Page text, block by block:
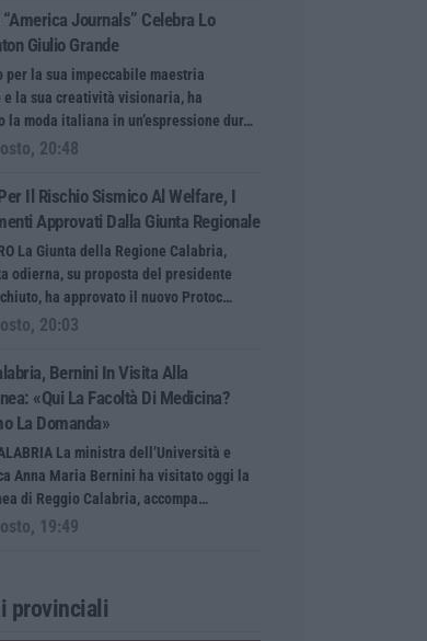
Journals” Celebra Lo
Giulio Grande
per la sua impeccabile maestria
la sua creatività visionaria, ha
la moda italiana in un’espressione dur…
20:48
Il Rischio Sismico Al Welfare, I
Approvati Dalla Giunta Regionale
La Giunta della Regione Calabria,
odierna, su proposta del presidente
ha approvato il nuovo Protoc…
20:03
Bernini In Visita Alla
«Qui La Facoltà Di Medicina?
La Domanda»
La ministra dell’Università e
Anna Maria Bernini ha visitato oggi la
di Reggio Calabria, accompa…
19:49
provinciali